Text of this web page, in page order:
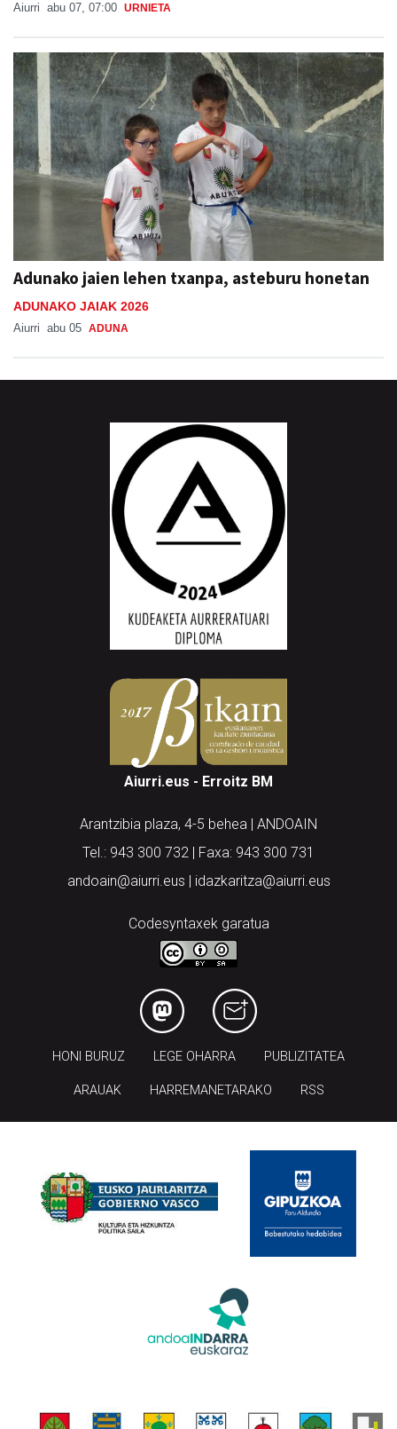
Aiurri abu 07, 07:00 URNIETA
Adunako jaien lehen txanpa, asteburu honetan
ADUNAKO JAIAK 2026
Aiurri abu 05 ADUNA
Aiurri.eus - Erroitz BM
Arantzibia plaza, 4-5 behea | ANDOAIN
Tel.: 943 300 732 | Faxa: 943 300 731
andoain@aiurri.eus | idazkaritza@aiurri.eus
Codesyntaxek garatua
HONI BURUZ LEGE OHARRA PUBLIZITATEA
ARAUAK HARREMANETARAKO RSS